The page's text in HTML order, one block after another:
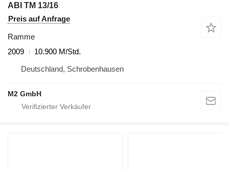
ABI TM 13/16
Preis auf Anfrage
Ramme
2009
10.900 M/Std.
Deutschland, Schrobenhausen
M2 GmbH